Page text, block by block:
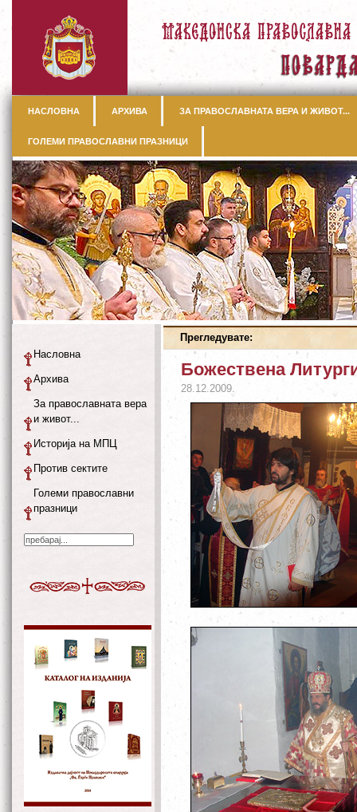
НАСЛОВНА АРХИВА ЗА ПРАВОСЛАВНАТА ВЕРА И ЖИВОТ...
ГОЛЕМИ ПРАВОСЛАВНИ ПРАЗНИЦИ
Прегледувате:
Божествена
28.12.2009.
Насловна
Архива
За православната вера
и живот...
Историја на МПЦ
Против сектите
Големи православни
празници